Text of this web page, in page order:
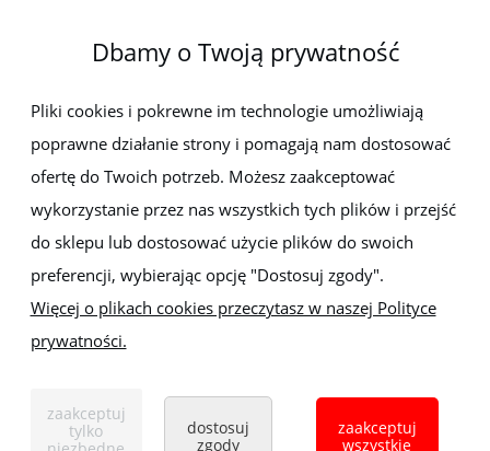
Newsletter
Zapisz się do newslettera, aby być na bieżąco z nowościami i
promocjami
Handlowa 1, 35-103 Rzeszów
Tel:
+48 17 853 90 49 +48 668 191 214
Dbamy o Twoją prywatność
Pliki cookies i pokrewne im technologie umożliwiają
poprawne działanie strony i pomagają nam dostosować
ofertę do Twoich potrzeb. Możesz zaakceptować
wykorzystanie przez nas wszystkich tych plików i przejść
do sklepu lub dostosować użycie plików do swoich
preferencji, wybierając opcję "Dostosuj zgody".
Więcej o plikach cookies przeczytasz w naszej Polityce
prywatności.
zaakceptuj
tylko
dostosuj
zgody
zaakceptuj
wszystkie